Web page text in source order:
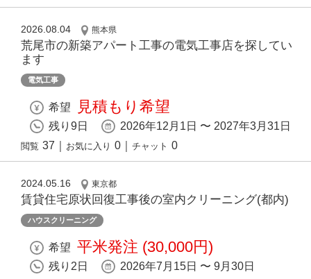
2026.08.04 熊本県
荒尾市の新築アパート工事の電気工事店を探してい
ます
電気工事
希望 見積もり希望
残り9日 2026年12月1日 〜 2027年3月31日
閲覧 37 お気に入り 0 チャット 0
2024.05.16 東京都
賃貸住宅原状回復⼯事後の室内クリーニング(都内)
ハウスクリーニング
希望 平米発注 (30,000円)
残り2日 2026年7月15日 〜 9月30日